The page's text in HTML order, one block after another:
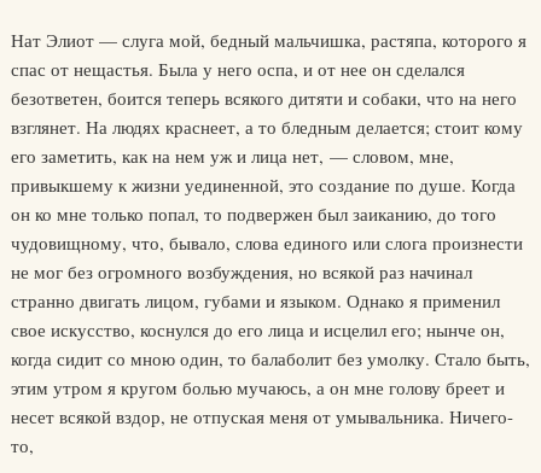
Нат Элиот — слуга мой, бедный мальчишка, растяпа, которого я
спас от нещастья. Была у него оспа, и от нее он сделался
безответен, боится теперь всякого дитяти и собаки, что на него
взглянет. На людях краснеет, а то бледным делается; стоит кому
его заметить, как на нем уж и лица нет, — словом, мне,
привыкшему к жизни уединенной, это создание по душе. Когда
он ко мне только попал, то подвержен был заиканию, до того
чудовищному, что, бывало, слова единого или слога произнести
не мог без огромного возбуждения, но всякой раз начинал
странно двигать лицом, губами и языком. Однако я применил
свое искусство, коснулся до его лица и исцелил его; нынче он,
когда сидит со мною один, то балаболит без умолку. Стало быть,
этим утром я кругом болью мучаюсь, а он мне голову бреет и
несет всякой вздор, не отпуская меня от умывальника. Ничего-
то,